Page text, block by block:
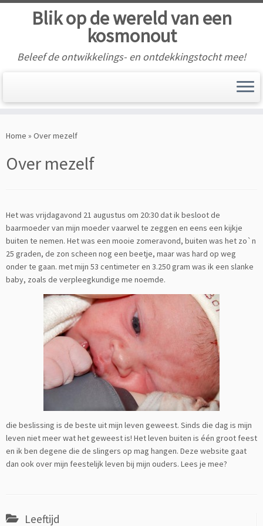
to
Blik op de wereld van een
kosmonout
Beleef de ontwikkelings- en ontdekkingstocht mee!
Home » Over mezelf
Over mezelf
Het was vrijdagavond 21 augustus om 20:30 dat ik besloot de
baarmoeder van mijn moeder vaarwel te zeggen en eens een kijkje
buiten te nemen. Het was een mooie zomeravond, buiten was het zo`n
25 graden, de zon scheen nog een beetje, maar was hard op weg
onder te gaan. met mijn 53 centimeter en 3.250 gram was ik een slanke
baby, zoals de verpleegkundige me noemde.
die beslissing is de beste uit mijn leven geweest. Sinds die dag is mijn
leven niet meer wat het geweest is! Het leven buiten is één groot feest
en ik ben degene die de slingers op mag hangen. Deze website gaat
dan ook over mijn feestelijk leven bij mijn ouders. Lees je mee?
Leeftijd